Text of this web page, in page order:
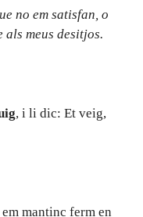
no em satisfan, o
als meus desitjos.
, i li dic: Et veig,
mantinc ferm en